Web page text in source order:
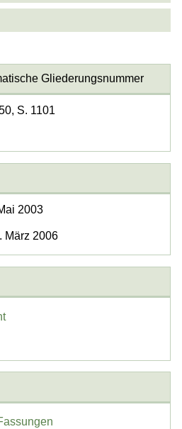
Gliederungsnummer
S. 1101
2003
März 2006